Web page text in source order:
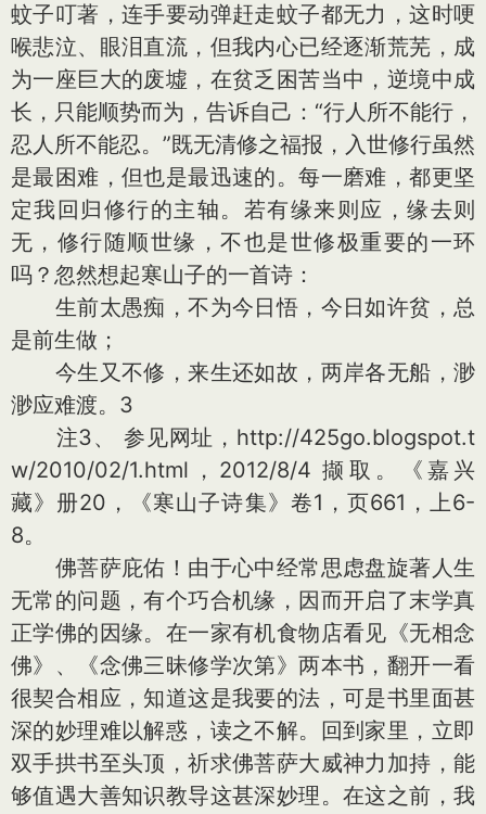
蚊子叮著，连手要动弹赶走蚊子都无力，这时哽
喉悲泣、眼泪直流，但我内心已经逐渐荒芜，成
为一座巨大的废墟，在贫乏困苦当中，逆境中成
长，只能顺势而为，告诉自己：“行人所不能行，
忍人所不能忍。”既无清修之福报，入世修行虽然
是最困难，但也是最迅速的。每一磨难，都更坚
定我回归修行的主轴。若有缘来则应，缘去则
无，修行随顺世缘，不也是世修极重要的一环
吗？忽然想起寒山子的一首诗：
生前太愚痴，不为今日悟，今日如许贫，总
是前生做；
今生又不修，来生还如故，两岸各无船，渺
渺应难渡。3
注3、 参见网址，http://425go.blogspot.t
w/2010/02/1.html，2012/8/4 撷取。《嘉兴
藏》册20，《寒山子诗集》卷1，页661，上6-
8。
佛菩萨庇佑！由于心中经常思虑盘旋著人生
无常的问题，有个巧合机缘，因而开启了末学真
正学佛的因缘。在一家有机食物店看见《无相念
佛》、《念佛三昧修学次第》两本书，翻开一看
很契合相应，知道这是我要的法，可是书里面甚
深的妙理难以解惑，读之不解。回到家里，立即
双手拱书至头顶，祈求佛菩萨大威神力加持，能
够值遇大善知识教导这甚深妙理。在这之前，我